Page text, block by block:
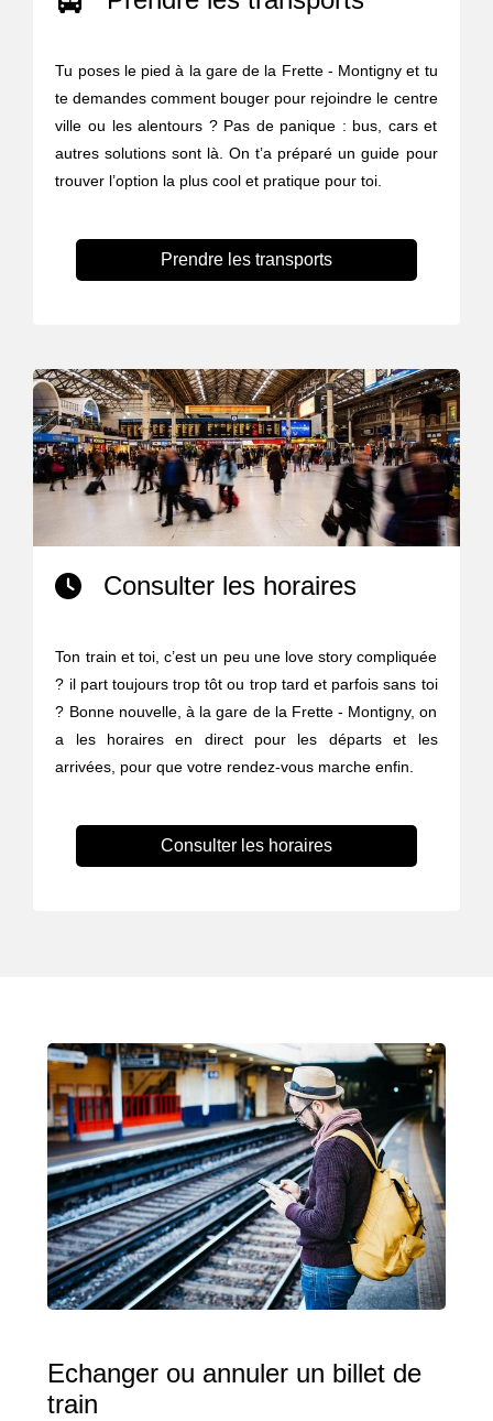
Tu poses le pied à la gare de la Frette - Montigny et tu
te demandes comment bouger pour rejoindre le centre
ville ou les alentours ? Pas de panique : bus, cars et
autres solutions sont là. On t’a préparé un guide pour
trouver l’option la plus cool et pratique pour toi.
Prendre les transports
Consulter les horaires
Ton train et toi, c’est un peu une love story compliquée
? il part toujours trop tôt ou trop tard et parfois sans toi
? Bonne nouvelle, à la gare de la Frette - Montigny, on
a les horaires en direct pour les départs et les
arrivées, pour que votre rendez-vous marche enfin.
Consulter les horaires
Echanger ou annuler un billet de
train